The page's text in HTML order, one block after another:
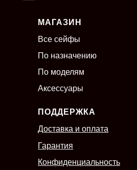
МАГАЗИН
Все сейфы
По назначению
По моделям
Аксессуары
ПОДДЕРЖКА
Гарантия
Конфиденциальность
Доставка и оплата